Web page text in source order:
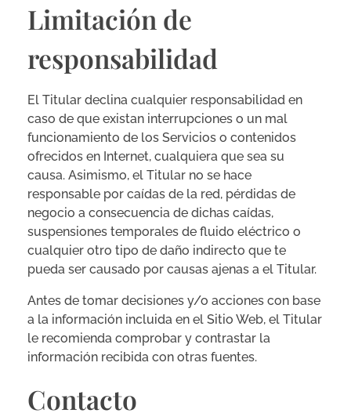
Limitación de
responsabilidad
El Titular declina cualquier responsabilidad en
caso de que existan interrupciones o un mal
funcionamiento de los Servicios o contenidos
ofrecidos en Internet, cualquiera que sea su
causa. Asimismo, el Titular no se hace
responsable por caídas de la red, pérdidas de
negocio a consecuencia de dichas caídas,
suspensiones temporales de fluido eléctrico o
cualquier otro tipo de daño indirecto que te
pueda ser causado por causas ajenas a el Titular.
Antes de tomar decisiones y/o acciones con base
a la información incluida en el Sitio Web, el Titular
le recomienda comprobar y contrastar la
información recibida con otras fuentes.
Contacto